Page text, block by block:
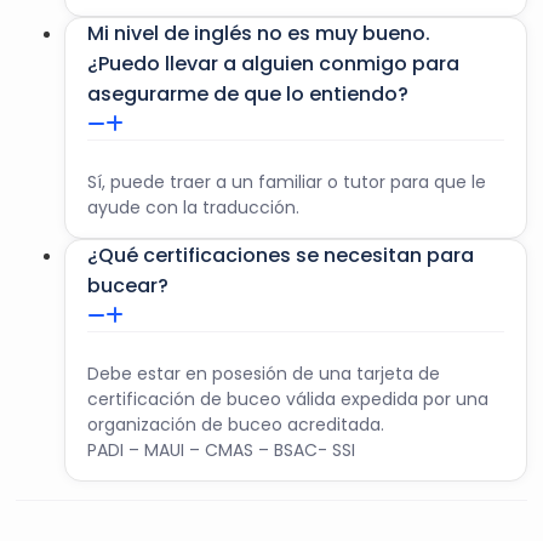
El cliente no debe volar ni ir más allá de 300 metros o
1.000 pies durante al menos 12 horas después de la
inmersión.
Este programa no es adecuado para mujeres
embarazadas ni para personas que padezcan una
un médico.
Lost Chambers se reserva el derecho de rechazar a
cualquier persona que considere no cualificada para el
programa.
Explorador de buceo Atlantis : Del 16 de abril al 11 de
mayo.
actividad a las 8.00 horas
Martes, jueves y viernes – La actividad comienza a las
Las mujeres embarazadas no pueden participar en el
programa.
Mi nivel de inglés no es muy bueno.
¿Puedo llevar a alguien conmigo para
asegurarme de que lo entiendo?
Sí, puede traer a un familiar o tutor para que le
ayude con la traducción.
¿Qué certificaciones se necesitan para
bucear?
Debe estar en posesión de una tarjeta de
certificación de buceo válida expedida por una
organización de buceo acreditada.
PADI – MAUI – CMAS – BSAC- SSI